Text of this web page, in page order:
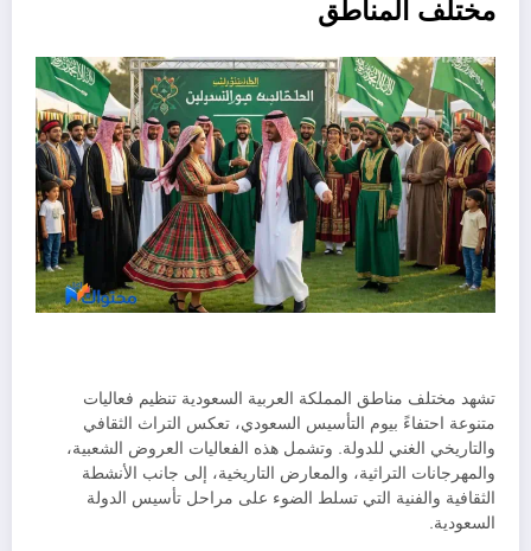
مختلف المناطق
تشهد مختلف مناطق المملكة العربية السعودية تنظيم فعاليات
متنوعة احتفاءً بيوم التأسيس السعودي، تعكس التراث الثقافي
والتاريخي الغني للدولة. وتشمل هذه الفعاليات العروض الشعبية،
والمهرجانات التراثية، والمعارض التاريخية، إلى جانب الأنشطة
الثقافية والفنية التي تسلط الضوء على مراحل تأسيس الدولة
السعودية.